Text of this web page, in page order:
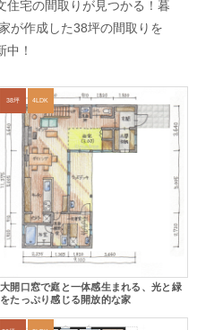
住宅の間取りが見つかる！暮
が作成した38坪の間取りを
！
38坪 4LDK
大開口窓で庭と一体感生まれる、光と緑
をたっぷり感じる開放的な家